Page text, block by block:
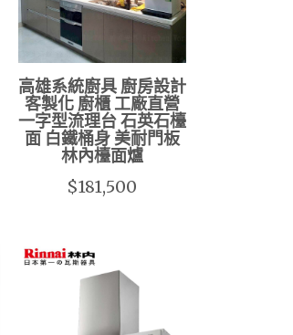
高雄系統廚具 廚房設計
客製化 廚櫃 工廠直營
一字型流理台 石英石檯
面 白鐵桶身 美耐門板
林內檯面爐
$181,500